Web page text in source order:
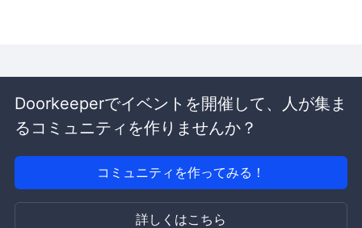
Doorkeeperでイベントを開催して、人が集ま
るコミュニティを作りませんか？
コミュニティを作ってみる！
詳しくはこちら